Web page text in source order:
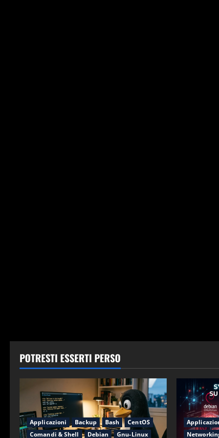
POTRESTI ESSERTI PERSO
Applicazioni Backup Bash
CentOS
Comandi & Shell
Debian Gnu-Linux